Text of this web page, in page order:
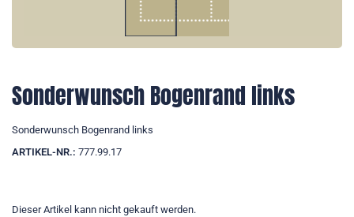
Sonderwunsch Bogenrand links
Sonderwunsch Bogenrand links
ARTIKEL-NR.: 777.99.17
Dieser Artikel kann nicht gekauft werden.